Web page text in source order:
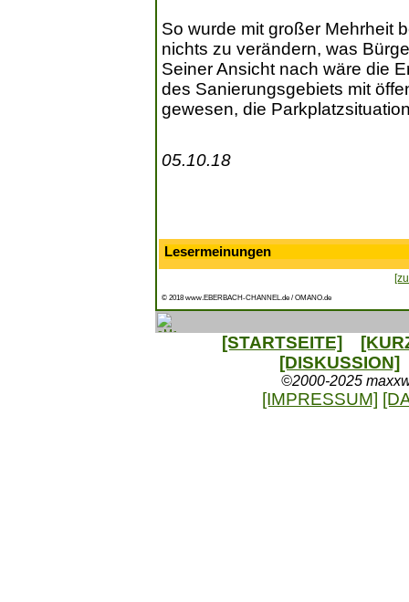
So wurde mit großer Mehrheit
nichts zu verändern, was
Seiner Ansicht nach wäre die
des Sanierungsgebiets mit
gewesen, die
05.10.18
Lesermeinungen
© 2018 www.EBERBACH-CHANNEL.de / OMANO.de
[STARTSEITE]
[DISKUSSION]
©2000-2025
[IMPRESSUM]